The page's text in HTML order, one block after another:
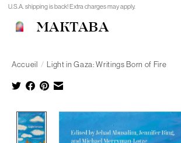
U.S.A. shipping is back! Extra charges may apply.
MAKTABA
Accueil / Light in Gaza: Writings Born of Fire
Product image slideshow Items